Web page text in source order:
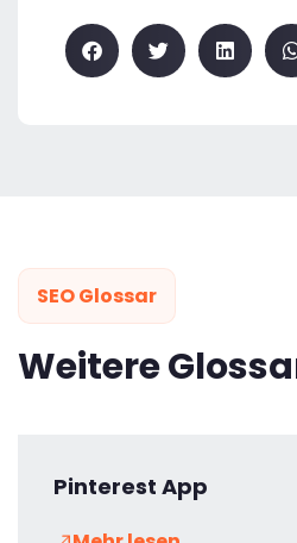
SEO Glossar
Weitere
Pinterest App